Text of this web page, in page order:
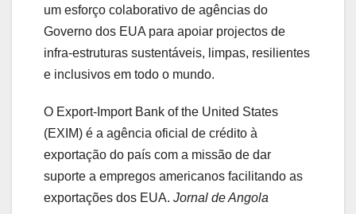
um esforço colaborativo de agências do
Governo dos EUA para apoiar projectos de
infra-estruturas sustentáveis, limpas, resilientes
e inclusivos em todo o mundo.
O Export-Import Bank of the United States
(EXIM) é a agência oficial de crédito à
exportação do país com a missão de dar
suporte a empregos americanos facilitando as
exportações dos EUA. Jornal de Angola